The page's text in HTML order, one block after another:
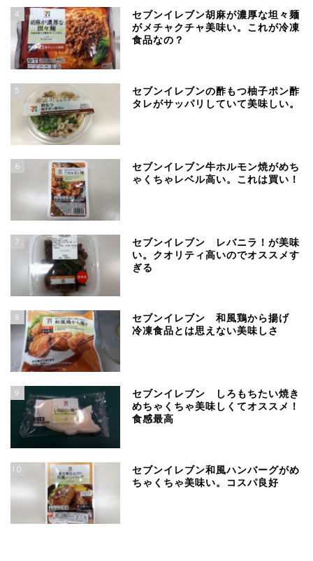
4
セブンイレブン胡麻が濃厚な坦々麺
がメチャクチャ美味い。これが冷凍
食品なの？
5
セブンイレブンの酢もつ柚子ポン酢
タレがサッパリしていて美味しい。
6
セブンイレブン牛ホルモン焼がめち
ゃくちゃレベル高い。これは買い！
7
セブンイレブン レバニラ！が美味
い。クオリティ高いのでオススメす
ぎる
8
セブンイレブン 和風鶏から揚げ
冷凍食品とは思えない美味しさ
9
セブンイレブン しろもちたい焼き
めちゃくちゃ美味しくてオススメ！
食感最高
10
セブンイレブン和風ハンバーグがめ
ちゃくちゃ美味い。コスパ良好